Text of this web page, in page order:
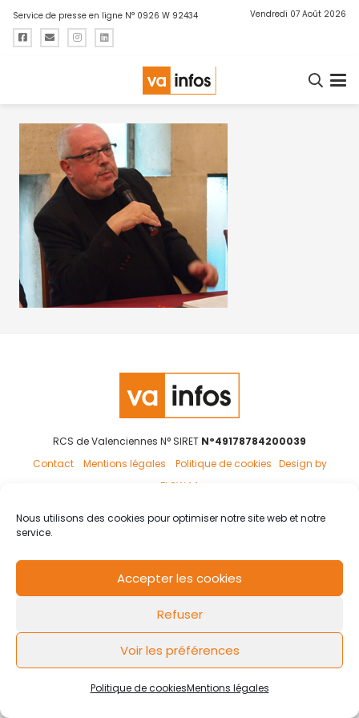
Nous utilisons des cookies pour optimiser notre site web et notre
service.
Accepter les cookies
Refuser
Voir les préférences
Politique de cookiesMentions légales
Service de presse en ligne N° 0926 W 92434 Vendredi 07 Août 2026
RCS de Valenciennes N° SIRET N°49178784200039
Contact
Mentions légales Politique de cookies Design by
FLOW44